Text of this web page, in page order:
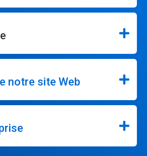
notre site Web